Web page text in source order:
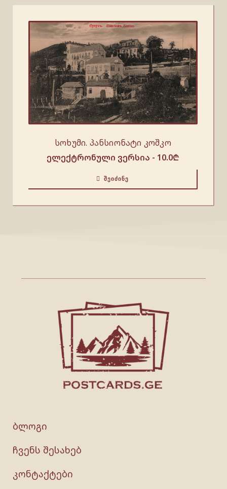
სოხუმი. პანსიონატი კოშკო
ელექტრონული ვერსია - 10.0₾
ᲨᲔᲘᲫᲘᲜᲔ
ბლოგი
ჩვენს შესახებ
კონტაქტები